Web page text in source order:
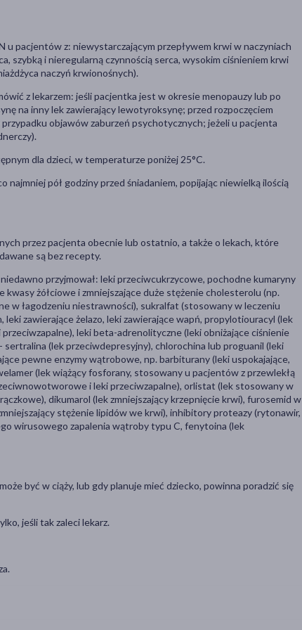
pacjentów z: niewystarczającym przepływem krwi w naczyniach
szybką i nieregularną czynnością serca, wysokim ciśnieniem krwi
naczyń krwionośnych).
z lekarzem: jeśli pacjentka jest w okresie menopauzy lub po
na inny lek zawierający lewotyroksynę; przed rozpoczęciem
objawów zaburzeń psychotycznych; jeżeli u pacjenta
dla dzieci, w temperaturze poniżej 25°C.
najmniej pół godziny przed śniadaniem, popijając niewielką ilością
przez pacjenta obecnie lub ostatnio, a także o lekach, które
są bez recepty.
przyjmował: leki przeciwcukrzycowe, pochodne kumaryny
żółciowe i zmniejszające duże stężenie cholesterolu (np.
w łagodzeniu niestrawności), sukralfat (stosowany w leczeniu
zawierające żelazo, leki zawierające wapń, propylotiouracyl (lek
leki beta-adrenolityczne (leki obniżające ciśnienie
(lek przeciwdepresyjny), chlorochina lub proguanil (leki
pewne enzymy wątrobowe, np. barbiturany (leki uspokajające,
(lek wiążący fosforany, stosowany u pacjentów z przewlekłą
i leki przeciwzapalne), orlistat (lek stosowany w
dikumarol (lek zmniejszający krzepnięcie krwi), furosemid w
stężenie lipidów we krwi), inhibitory proteazy (rytonawir,
wirusowego zapalenia wątroby typu C, fenytoina (lek
być w ciąży, lub gdy planuje mieć dziecko, powinna poradzić się
jeśli tak zaleci lekarz.